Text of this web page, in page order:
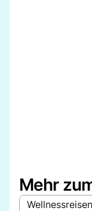
Mehr
Wellnessreisen